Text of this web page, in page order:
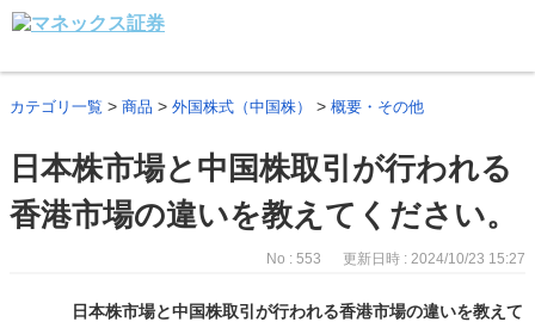
カテゴリ一覧 > 商品 > 外国株式（中国株） > 概要・その他
日本株市場と中国株取引が行われる
香港市場の違いを教えてください。
No : 553 更新日時 : 2024/10/23 15:27
日本株市場と中国株取引が行われる香港市場の違いを教えて